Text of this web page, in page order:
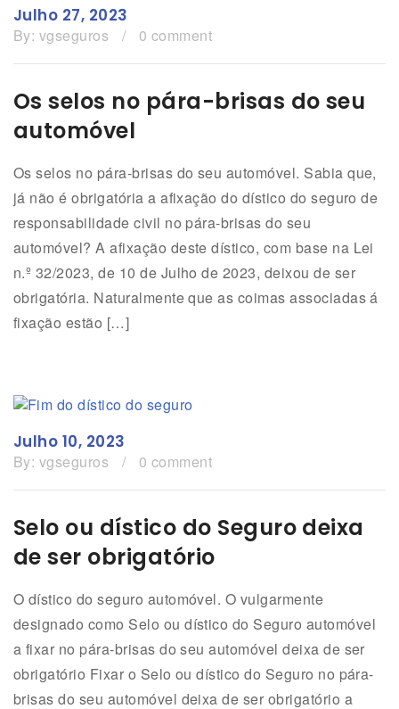
Julho 27, 2023
By: vgseguros / 0 comment
Os selos no pára-brisas do seu
automóvel
Os selos no pára-brisas do seu automóvel. Sabia que,
já não é obrigatória a afixação do dístico do seguro de
responsabilidade civil no pára-brisas do seu
automóvel? A afixação deste dístico, com base na Lei
n.º 32/2023, de 10 de Julho de 2023, deixou de ser
obrigatória. Naturalmente que as coimas associadas á
fixação estão […]
Julho 10, 2023
By: vgseguros / 0 comment
Selo ou dístico do Seguro deixa
de ser obrigatório
O dístico do seguro automóvel. O vulgarmente
designado como Selo ou dístico do Seguro automóvel
a fixar no pára-brisas do seu automóvel deixa de ser
obrigatório Fixar o Selo ou dístico do Seguro no pára-
brisas do seu automóvel deixa de ser obrigatório a